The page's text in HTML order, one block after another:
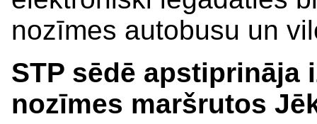
nozīmes autobusu un
STP sēdē apstiprināja
nozīmes maršrutos